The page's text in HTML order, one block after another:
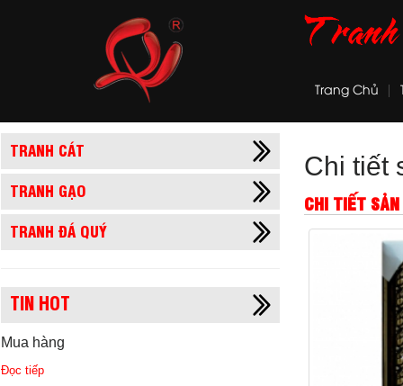
Trang Chủ
TRANH CÁT
TRANH GẠO
TRANH ĐÁ QUÝ
TIN HOT
Mua hàng
Đọc tiếp
Chi tiết
CHI TIẾT